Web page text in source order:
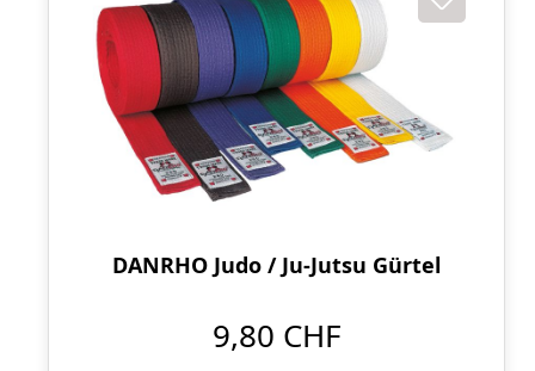
DANRHO Judo / Ju-Jutsu Gürtel
9,80 CHF